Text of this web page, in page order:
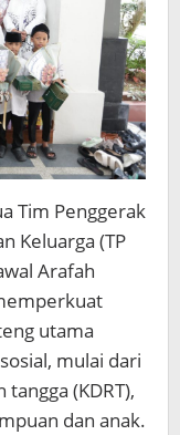
Tim Penggerak
Keluarga (TP
Arafah
utama
mulai dari
(KDRT),
dan anak.